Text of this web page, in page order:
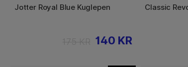
Jotter Royal Blue Kuglepen
140 KR
Classic